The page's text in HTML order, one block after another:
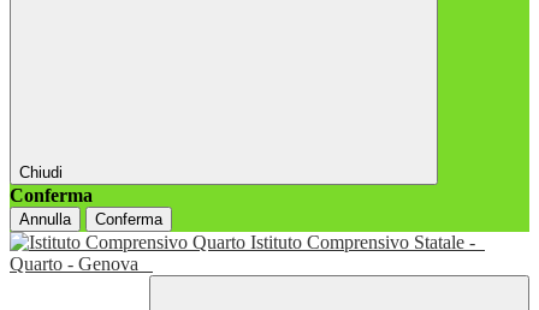
Chiudi
Conferma
Annulla Conferma
Istituto Comprensivo Statale -
Quarto - Genova